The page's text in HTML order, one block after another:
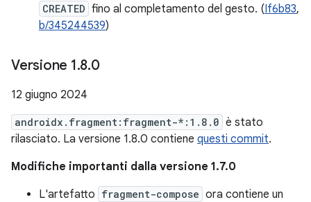
CREATED fino al completamento del gesto. (If6b83,
b/345244539)
Versione 1.8.0
12 giugno 2024
androidx.fragment:fragment-*:1.8.0 è stato
rilasciato. La versione 1.8.0 contiene questi commit.
Modifiche importanti dalla versione 1.7.0
L'artefatto fragment-compose ora contiene un